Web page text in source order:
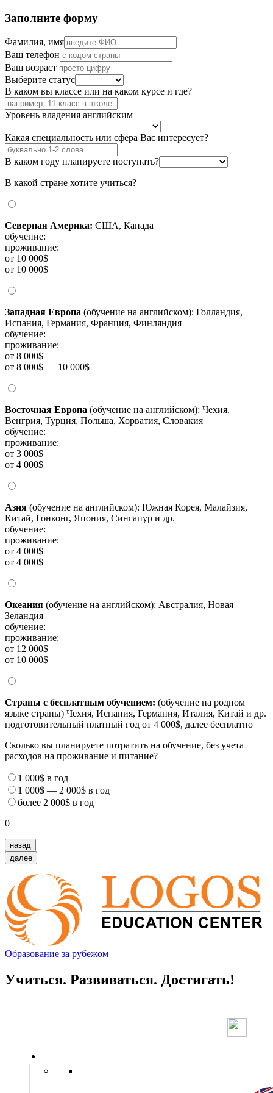
Заполните форму
Фамилия, имя
Ваш телефон
Ваш возраст
Выберите статус
В каком вы классе или на каком курсе и где?
Уровень владения английским
Какая специальность или сфера Вас интересует?
В каком году планируете поступать?
В какой стране хотите учиться?
Северная Америка: США, Канада
обучение:
проживание:
от 10 000$
от 10 000$
Западная Европа (обучение на английском): Голландия,
Испания, Германия, Франция, Финляндия
обучение:
проживание:
от 8 000$
от 8 000$ — 10 000$
Восточная Европа (обучение на английском): Чехия,
Венгрия, Турция, Польша, Хорватия, Словакия
обучение:
проживание:
от 3 000$
от 4 000$
Азия (обучение на английском): Южная Корея, Малайзия,
Китай, Гонконг, Япония, Сингапур и др.
обучение:
проживание:
от 4 000$
от 4 000$
Океания (обучение на английском): Австралия, Новая
Зеландия
обучение:
проживание:
от 12 000$
от 10 000$
Страны с бесплатным обучением: (обучение на родном
языке страны) Чехия, Испания, Германия, Италия, Китай и др.
подготовительный платный год от 4 000$, далее бесплатно
Сколько вы планируете потратить на обучение, без учета
расходов на проживание и питание?
1 000$ в год
1 000$ — 2 000$ в год
более 2 000$ в год
0
назад
далее
Образование за рубежом
Учиться. Развиваться. Достигать!